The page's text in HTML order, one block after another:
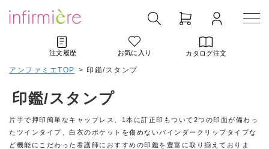
注文履歴 お気に入り カタログ注文
アンファミエTOP > 印鑑/スタンプ
印鑑/スタンプ
片手で押印簡単なキャップレス、1本に訂正印もついて2つの印面が備わっ
たツインタイプ、白衣のポケットを傷めないバインダークリップタイプな
ど機能にこだわった看護師におすすめの印鑑を豊富に取り揃えておりま